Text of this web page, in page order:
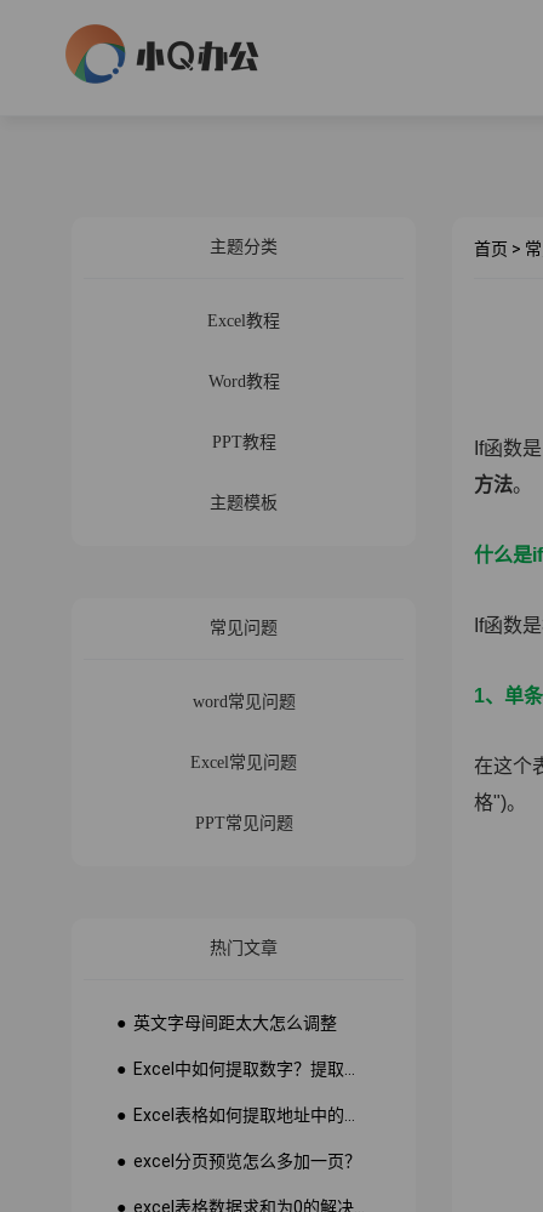
主题分类
Excel教程
Word教程
PPT教程
主题模板
常见问题
word常见问题
Excel常见问题
PPT常见问题
热门文章
● 英文字母间距太大怎么调整
● excel分页预览怎么多加一页？
首页 >
If函数
方法。
什么是
If函数
1、单
在这个
格")。